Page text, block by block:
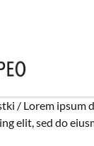
/ Lorem ipsum
elit, sed do